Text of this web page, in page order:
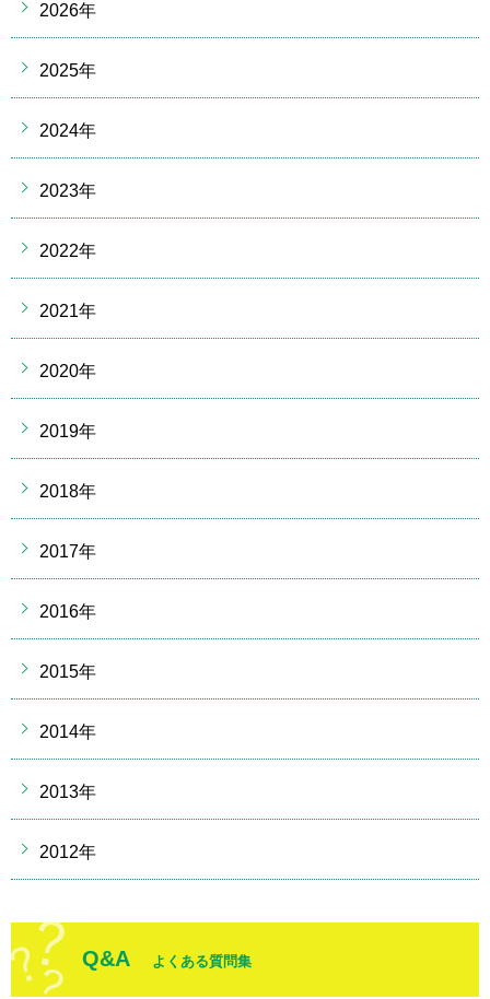
2026年
2025年
2024年
2023年
2022年
2021年
2020年
2019年
2018年
2017年
2016年
2015年
2014年
2013年
2012年
Q&A よくある質問集